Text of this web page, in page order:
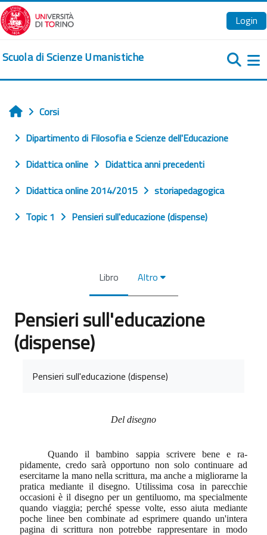
Vai al contenuto principale
Login
Scuola di Scienze Umanistiche
Home
Corsi
Dipartimento di Filosofia e Scienze dell'Educazione
Didattica online
Didattica anni precedenti
Didattica online 2014/2015
storiapedagogica
Topic 1
Pensieri sull'educazione (dispense)
Libro Altro
Pensieri sull'educazione
(dispense)
Pensieri sull'educazione (dispense)
Del disegno
Quando il bambino sappia scrivere bene e ra­
pidamente, credo sarà opportuno non solo continuare ad
esercitarne la mano nella scrittura, ma anche a miglio­rarne la
pratica mediante il disegno. Utilissima cosa in parecchie
occasioni è il disegno per un gentiluomo, ma specialmente
quando viaggia; perché spesse volte, esso aiuta mediante
poche linee ben combinate ad esprimere quando un'intera
pagina di scrittura non potrebbe rap­presentare in modo